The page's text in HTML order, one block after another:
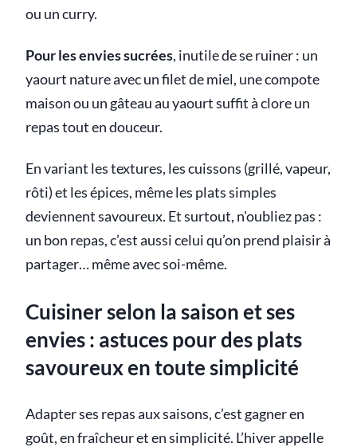
ou un curry.
Pour les envies sucrées, inutile de se ruiner : un
yaourt nature avec un filet de miel, une compote
maison ou un gâteau au yaourt suffit à clore un
repas tout en douceur.
En variant les textures, les cuissons (grillé, vapeur,
rôti) et les épices, même les plats simples
deviennent savoureux. Et surtout, n'oubliez pas :
un bon repas, c’est aussi celui qu’on prend plaisir à
partager… même avec soi-même.
Cuisiner selon la saison et ses
envies : astuces pour des plats
savoureux en toute simplicité
Adapter ses repas aux saisons, c’est gagner en
goût, en fraîcheur et en simplicité. L’hiver appelle